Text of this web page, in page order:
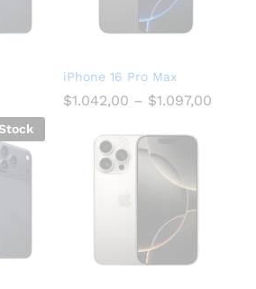
iPhone 16 Pro Max
$1.042,00 – $1.097,00